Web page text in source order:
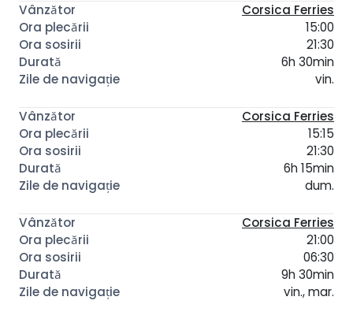
Corsica Ferries
15:00
21:30
6h 30min
vin.
Corsica Ferries
15:15
21:30
6h 15min
dum.
Corsica Ferries
21:00
06:30
9h 30min
vin., mar.